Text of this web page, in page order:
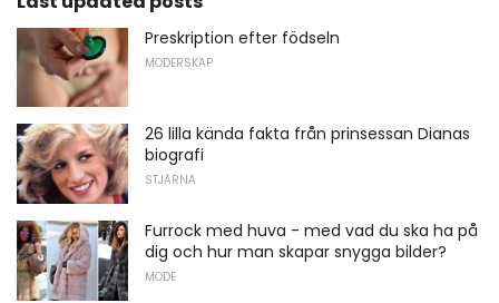
Preskription efter födseln
MODERSKAP
26 lilla kända fakta från prinsessan Dianas
biografi
STJÄRNA
Furrock med huva - med vad du ska ha på
dig och hur man skapar snygga bilder?
MODE